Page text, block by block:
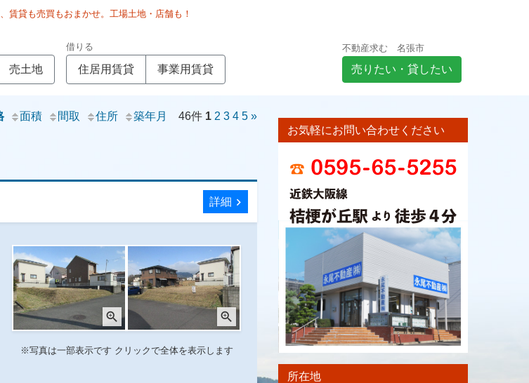
賃貸も売買もおまかせ。工場土地・店舗も！
売土地
借りる
住居用賃貸 事業用賃貸
不動産求む 名張市
売りたい・貸したい
面積 間取 住所 築年月 46件 1 2 3 4 5 »
詳細 chevron_right
zoom_in zoom_in
※写真は一部表示です クリックで全体を表示します
お気軽にお問い合わせください
所在地